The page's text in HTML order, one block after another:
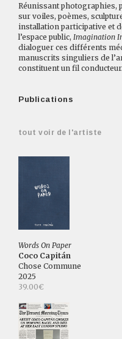
Réunissant photographies,
sur voiles, poèmes,
installation participative et
l’espace public, Imagination
dialoguer ces différents
manuscrits singuliers de
constituent un fil conducteur.
Publications
tout voir de l'artiste
Words On Paper
Coco Capitán
Chose Commune
2025
39.00€